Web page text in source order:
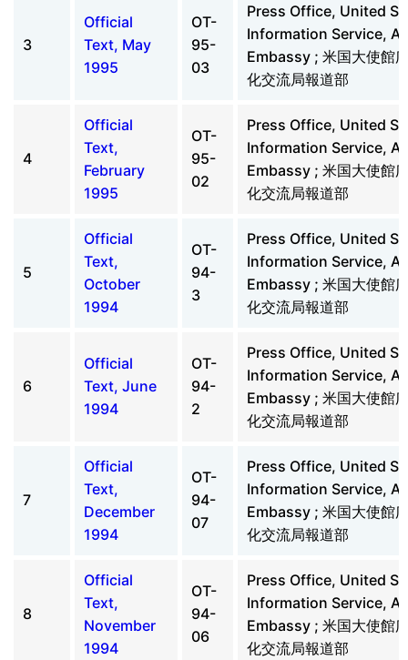
3
Official
Text, May
1995
OT-
95-
03
Press Office, United
Information Service,
Embassy ; 米国大使館
化交流局報道部
4
Official
Text,
February
1995
OT-
95-
02
Press Office, United
Information Service,
Embassy ; 米国大使館
化交流局報道部
5
Official
Text,
October
1994
OT-
94-
3
Press Office, United
Information Service,
Embassy ; 米国大使館
化交流局報道部
6
Official
Text, June
1994
OT-
94-
2
Press Office, United
Information Service,
Embassy ; 米国大使館
化交流局報道部
7
Official
Text,
December
1994
OT-
94-
07
Press Office, United
Information Service,
Embassy ; 米国大使館
化交流局報道部
8
Official
Text,
November
1994
OT-
94-
06
Press Office, United
Information Service,
Embassy ; 米国大使館
化交流局報道部